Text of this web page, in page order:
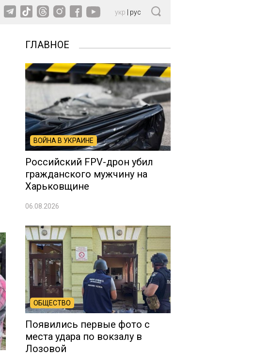
укр рус
ГЛАВНОЕ
ВОЙНА В УКРАИНЕ
Российский FPV-дрон убил
гражданского мужчину на
Харьковщине
06.08.2026
ОБЩЕСТВО
Появились первые фото с
места удара по вокзалу в
Лозовой